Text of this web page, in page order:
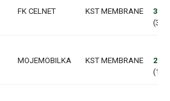
FK CELNET KST MEMBRANE
3:3
(3:0,
MOJEMOBILKA KST MEMBRANE
2:4
(1:3,